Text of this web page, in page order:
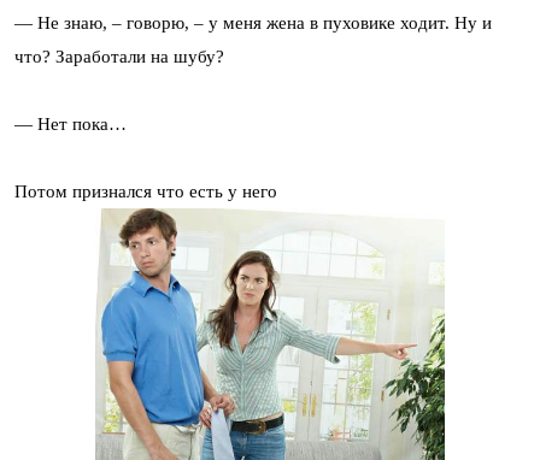
— Не знаю, – говорю, – у меня жена в пуховике ходит. Ну и
что? Заработали на шубу?
— Нет пока…
Потом признался что есть у него